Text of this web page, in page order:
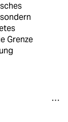
Grenze